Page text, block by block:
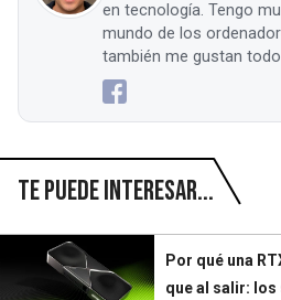
en tecnología. Tengo
mundo de los
también me gustan
Te puede interesar...
Por qué una
que al salir: los